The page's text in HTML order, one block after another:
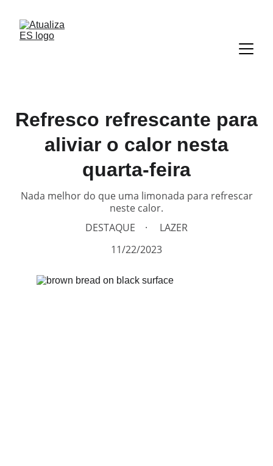
Refresco refrescante para
aliviar o calor nesta
quarta-feira
Nada melhor do que uma limonada para refrescar
neste calor.
DESTAQUE
LAZER
11/22/2023